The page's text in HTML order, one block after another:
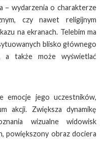
– wydarzenia o charakterze
czy nawet religijnym
na ekranach. Telebim ma
blisko głównego
a także może wyświetlać
emocje jego uczestników,
akcji. Zwiększa dynamikę
wizualne widowisk
powiększony obraz dociera